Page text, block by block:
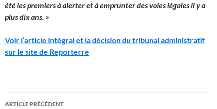
été les premiers à alerter et à emprunter des voies légales il y a
plus dix ans. »
Voir l’article intégral et la décision du tribunal administratif
sur le site de Reporterre
Navigation
ARTICLE PRÉCÉDENT